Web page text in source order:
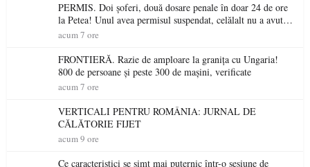
PERMIS. Doi șoferi, două dosare penale în doar 24 de ore
la Petea! Unul avea permisul suspendat, celălalt nu a avut
niciodată permis
acum 7 ore
FRONTIERĂ. Razie de amploare la granița cu Ungaria!
800 de persoane și peste 300 de mașini, verificate
acum 7 ore
VERTICALI PENTRU ROMÂNIA: JURNAL DE
CĂLĂTORIE FIJET
acum 9 ore
Ce caracteristici se simt mai puternic într-o sesiune de